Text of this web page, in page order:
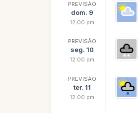
PREVISÃO
dom. 9
12:00 pm
PREVISÃO
seg. 10
12:00 pm
PREVISÃO
ter. 11
12:00 pm